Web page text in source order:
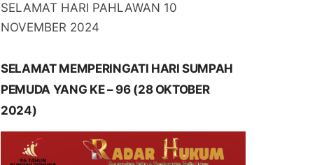
SELAMAT HARI PAHLAWAN 10
NOVEMBER 2024
SELAMAT MEMPERINGATI HARI SUMPAH
PEMUDA YANG KE – 96 (28 OKTOBER
2024)